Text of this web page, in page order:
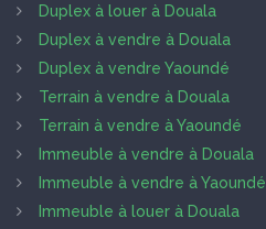
Duplex à louer à Douala
Duplex à vendre à Douala
Duplex à vendre Yaoundé
Terrain à vendre à Douala
Terrain à vendre à Yaoundé
Immeuble à vendre à Douala
Immeuble à vendre à Yaoundé
Immeuble à louer à Douala